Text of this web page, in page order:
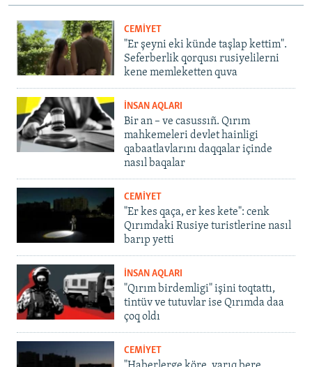
CEMİYET
"Er şeyni eki künde taşlap kettim".
Seferberlik qorqusı rusiyelilerni
kene memleketten quva
İNSAN AQLARI
Bir an – ve casussıñ. Qırım
mahkemeleri devlet hainligi
qabaatlavlarını daqqalar içinde
nasıl baqalar
CEMİYET
"Er kes qaça, er kes kete": cenk
Qırımdaki Rusiye turistlerine nasıl
barıp yetti
İNSAN AQLARI
"Qırım birdemligi" işini toqtattı,
tintüv ve tutuvlar ise Qırımda daa
çoq oldı
CEMİYET